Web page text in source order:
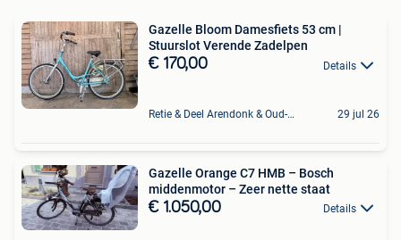
Gazelle Bloom Damesfiets 53 cm |
Stuurslot Verende Zadelpen
€ 170,00 Details
Retie & Deel Arendonk & Oud-Turnhout 29 jul 26
Gazelle Orange C7 HMB – Bosch
middenmotor – Zeer nette staat
€ 1.050,00 Details